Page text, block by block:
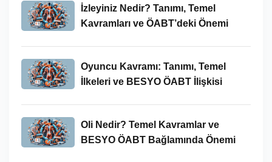
İzleyiniz Nedir? Tanımı, Temel
Kavramları ve ÖABT’deki Önemi
Oyuncu Kavramı: Tanımı, Temel
İlkeleri ve BESYO ÖABT İlişkisi
Oli Nedir? Temel Kavramlar ve
BESYO ÖABT Bağlamında Önemi